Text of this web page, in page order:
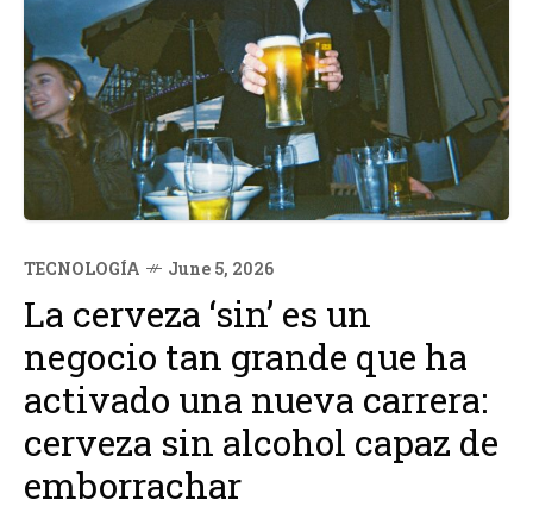
TECNOLOGÍA June 5, 2026
La cerveza ‘sin’ es un
negocio tan grande que ha
activado una nueva carrera:
cerveza sin alcohol capaz de
emborrachar